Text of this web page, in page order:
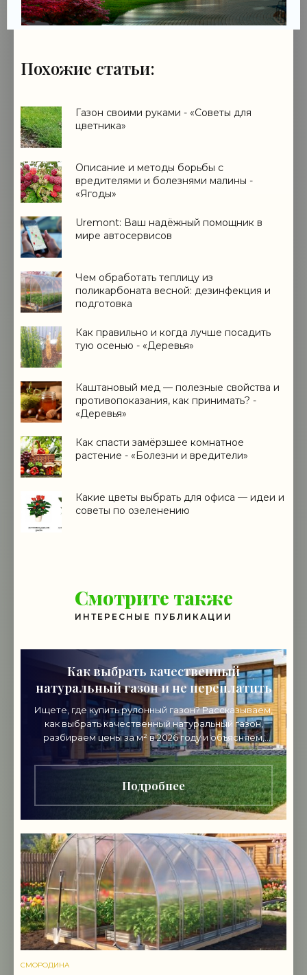
Похожие статьи:
Газон своими руками - «Советы для
цветника»
Описание и методы борьбы с
вредителями и болезнями малины -
«Ягоды»
Uremont: Ваш надёжный помощник в
мире автосервисов
Чем обработать теплицу из
поликарбоната весной: дезинфекция и
подготовка
Как правильно и когда лучше посадить
тую осенью - «Деревья»
Каштановый мед — полезные свойства и
противопоказания, как принимать? -
«Деревья»
Как спасти замёрзшее комнатное
растение - «Болезни и вредители»
Какие цветы выбрать для офиса — идеи и
советы по озеленению
Смотрите также
ИНТЕРЕСНЫЕ ПУБЛИКАЦИИ
Как выбрать качественный
натуральный газон и не переплатить
Ищете, где купить рулонный газон? Рассказываем,
как выбрать качественный натуральный газон,
разбираем цены за м² в 2026 году и объясняем,
почему стоит покупать напрямую от
производителя.
Подробнее
СМОРОДИНА